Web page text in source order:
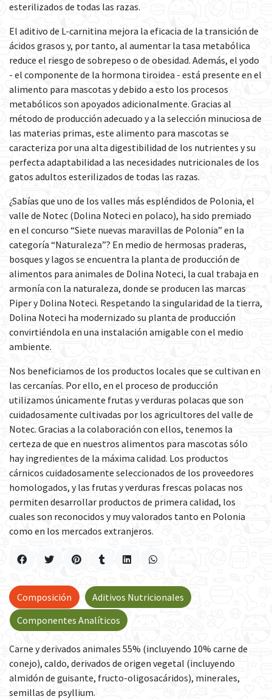
esterilizados de todas las razas.
El aditivo de L-carnitina mejora la eficacia de la transición de
ácidos grasos y, por tanto, al aumentar la tasa metabólica
reduce el riesgo de sobrepeso o de obesidad. Además, el yodo
- el componente de la hormona tiroidea - está presente en el
alimento para mascotas y debido a esto los procesos
metabólicos son apoyados adicionalmente. Gracias al
método de producción adecuado y a la selección minuciosa de
las materias primas, este alimento para mascotas se
caracteriza por una alta digestibilidad de los nutrientes y su
perfecta adaptabilidad a las necesidades nutricionales de los
gatos adultos esterilizados de todas las razas.
¿Sabías que uno de los valles más espléndidos de Polonia, el
valle de Notec (Dolina Noteci en polaco), ha sido premiado
en el concurso “Siete nuevas maravillas de Polonia” en la
categoría “Naturaleza”? En medio de hermosas praderas,
bosques y lagos se encuentra la planta de producción de
alimentos para animales de Dolina Noteci, la cual trabaja en
armonía con la naturaleza, donde se producen las marcas
Piper y Dolina Noteci. Respetando la singularidad de la tierra,
Dolina Noteci ha modernizado su planta de producción
convirtiéndola en una instalación amigable con el medio
ambiente.
Nos beneficiamos de los productos locales que se cultivan en
las cercanías. Por ello, en el proceso de producción
utilizamos únicamente frutas y verduras polacas que son
cuidadosamente cultivadas por los agricultores del valle de
Notec. Gracias a la colaboración con ellos, tenemos la
certeza de que en nuestros alimentos para mascotas sólo
hay ingredientes de la máxima calidad. Los productos
cárnicos cuidadosamente seleccionados de los proveedores
homologados, y las frutas y verduras frescas polacas nos
permiten desarrollar productos de primera calidad, los
cuales son reconocidos y muy valorados tanto en Polonia
como en los mercados extranjeros.
Carne y derivados animales 55% (incluyendo 10% carne de
conejo), caldo, derivados de origen vegetal (incluyendo
almidón de guisante, fructo-oligosacáridos), minerales,
semillas de psyllium.
Composición
Aditivos Nutricionales
Componentes Analíticos